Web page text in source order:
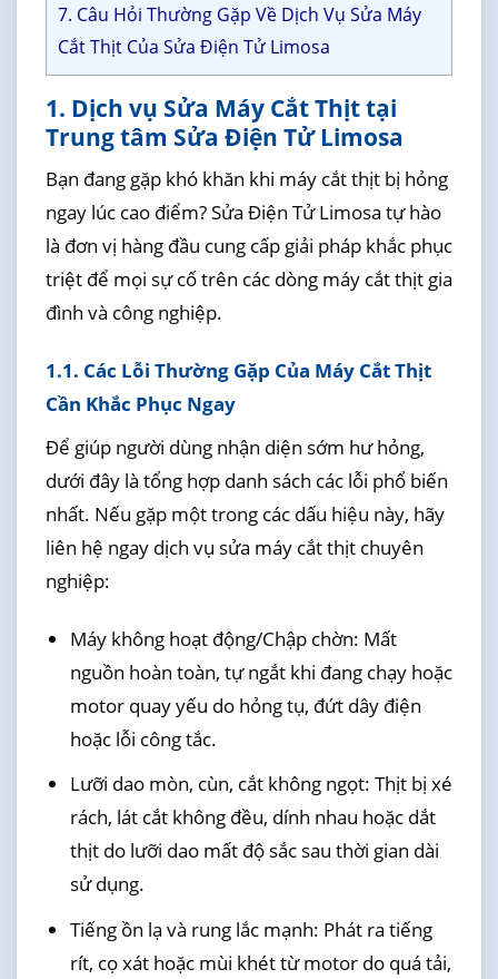
7. Câu Hỏi Thường Gặp Về Dịch Vụ Sửa Máy
Cắt Thịt Của Sửa Điện Tử Limosa
1. Dịch vụ Sửa Máy Cắt Thịt tại
Trung tâm Sửa Điện Tử Limosa
Bạn đang gặp khó khăn khi máy cắt thịt bị hỏng
ngay lúc cao điểm? Sửa Điện Tử Limosa tự hào
là đơn vị hàng đầu cung cấp giải pháp khắc phục
triệt để mọi sự cố trên các dòng máy cắt thịt gia
đình và công nghiệp.
1.1. Các Lỗi Thường Gặp Của Máy Cắt Thịt
Cần Khắc Phục Ngay
Để giúp người dùng nhận diện sớm hư hỏng,
dưới đây là tổng hợp danh sách các lỗi phổ biến
nhất. Nếu gặp một trong các dấu hiệu này, hãy
liên hệ ngay dịch vụ sửa máy cắt thịt chuyên
nghiệp:
Máy không hoạt động/Chập chờn: Mất
nguồn hoàn toàn, tự ngắt khi đang chạy hoặc
motor quay yếu do hỏng tụ, đứt dây điện
hoặc lỗi công tắc.
Lưỡi dao mòn, cùn, cắt không ngọt: Thịt bị xé
rách, lát cắt không đều, dính nhau hoặc dắt
thịt do lưỡi dao mất độ sắc sau thời gian dài
sử dụng.
Tiếng ồn lạ và rung lắc mạnh: Phát ra tiếng
rít, cọ xát hoặc mùi khét từ motor do quá tải,